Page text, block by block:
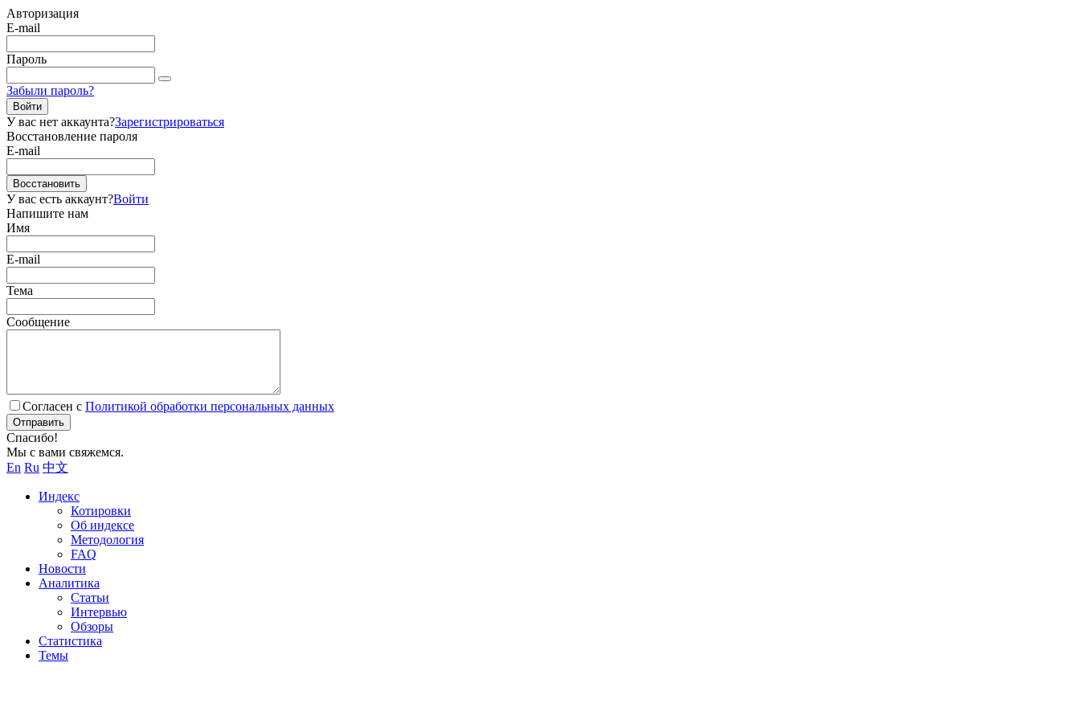
Авторизация
E-mail
Пароль
Забыли пароль?
Войти
У вас нет аккаунта?Зарегистрироваться
Восстановление пароля
E-mail
Восстановить
У вас есть аккаунт?Войти
Напишите нам
Имя
E-mail
Тема
Сообщение
Согласен с Политикой обработки персональных данных
Отправить
Спасибо!
Мы с вами свяжемся.
En Ru 中文
Индекс
Котировки
Об индексе
Методология
FAQ
Новости
Аналитика
Статьи
Интервью
Обзоры
Статистика
Темы